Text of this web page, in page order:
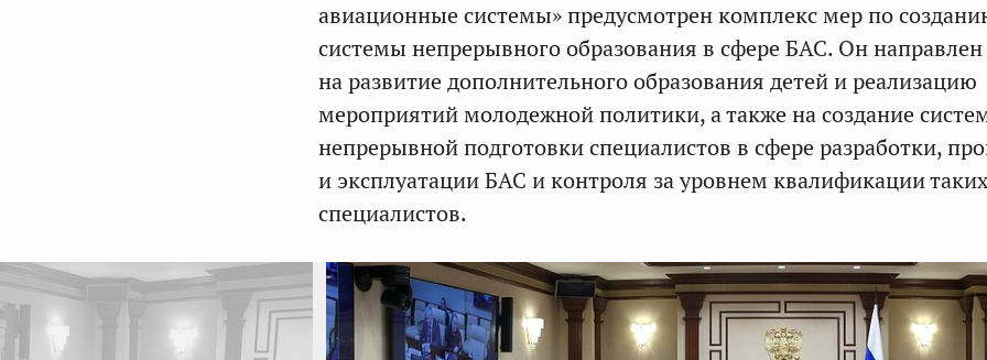
авиационные системы» предусмотрен комплекс мер по
системы непрерывного образования в сфере БАС. Он направлен
на развитие дополнительного образования детей и реализацию
мероприятий молодежной политики, а также на создание
непрерывной подготовки специалистов в сфере разработки,
и эксплуатации БАС и контроля за уровнем квалификации таких
специалистов.